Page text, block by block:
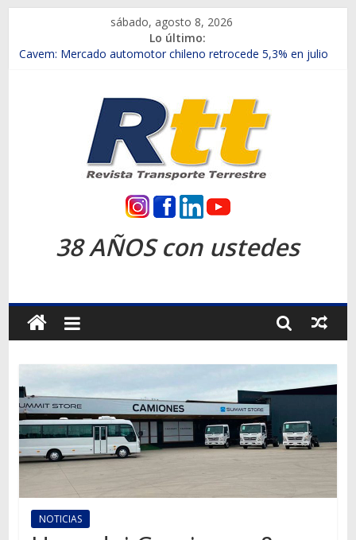
contenido
sábado, agosto 8, 2026
Lo último:
Chile es el primer mercado internacional en lanzar la nueva
Salfa suma vehículos electrificados de Chevrolet en el Biobío
Samex amplía su red con nuevas sucursales en Rancagua y
SINOTRUK Pick-ups presentó la recién estrenada Bolden en
la Expo Compras Públicas 2026
Revista
Transporte
Terrestre
Autos,
camiones,
motos,
información
del
mundo
38 AÑOS con ustedes
NOTICIAS